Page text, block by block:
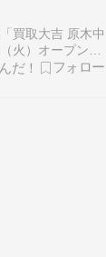
買取大吉 原木中
火）オープンし
山駅」西口から
です。 「買取大